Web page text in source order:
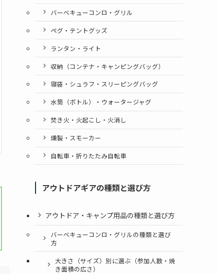
バーベキューコンロ・グリル
ペグ・テントグッズ
ランタン・ライト
収納（コンテナ・キャンピングバッグ）
寝袋・シュラフ・スリーピングバッグ
水筒（ボトル）・ウォータージャグ
焚き火・火起こし・火消し
燻製・スモーカー
自転車・折りたたみ自転車
アウトドアギアの種類と選び方
アウトドア・キャンプ用品の種類と選び方
バーベキューコンロ・グリルの種類と選び
方
大きさ（サイズ）別に選ぶ（参加人数・焼
き面積の広さ）